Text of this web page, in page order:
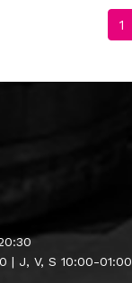
1
| J, V, S 10:00-01:00